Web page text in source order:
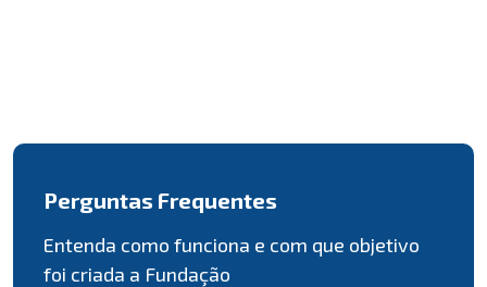
Perguntas Frequentes
Entenda como funciona e com que objetivo
foi criada a Fundação